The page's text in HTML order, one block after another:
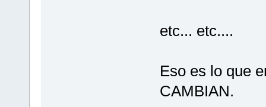
etc... etc....
Eso es lo que
CAMBIAN.